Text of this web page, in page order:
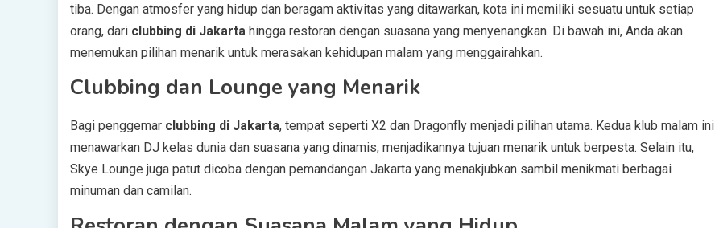
tiba. Dengan atmosfer yang hidup dan beragam aktivitas yang ditawarkan, kota ini memiliki sesuatu untuk setiap
orang, dari clubbing di Jakarta hingga restoran dengan suasana yang menyenangkan. Di bawah ini, Anda akan
menemukan pilihan menarik untuk merasakan kehidupan malam yang menggairahkan.
Clubbing dan Lounge yang Menarik
Bagi penggemar clubbing di Jakarta, tempat seperti X2 dan Dragonfly menjadi pilihan utama. Kedua klub malam ini
menawarkan DJ kelas dunia dan suasana yang dinamis, menjadikannya tujuan menarik untuk berpesta. Selain itu,
Skye Lounge juga patut dicoba dengan pemandangan Jakarta yang menakjubkan sambil menikmati berbagai
minuman dan camilan.